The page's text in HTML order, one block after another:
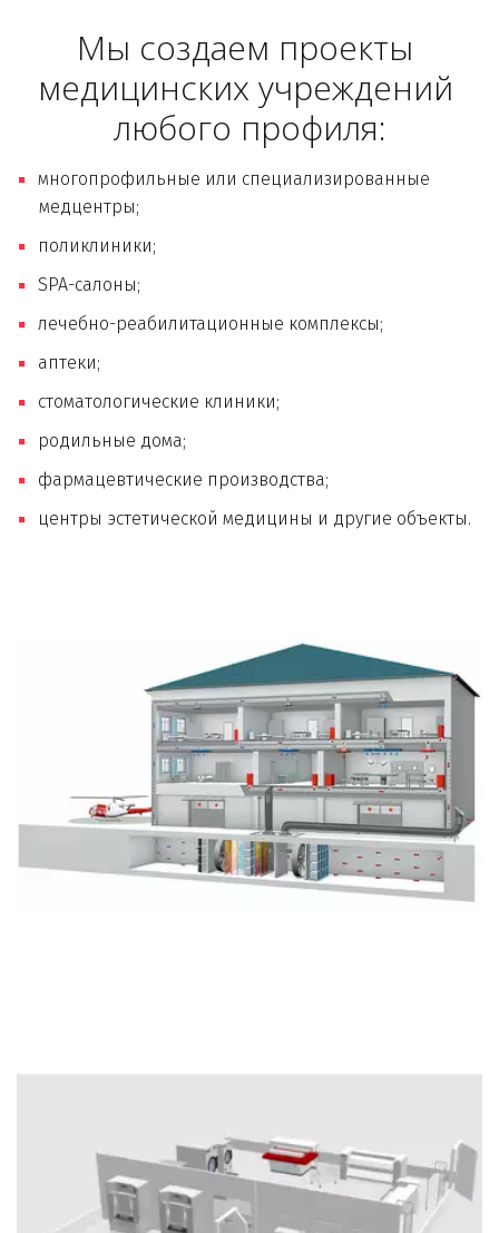
Мы создаем проекты
медицинских учреждений
любого профиля:
многопрофильные или специализированные
медцентры;
поликлиники;
SPA-салоны;
лечебно-реабилитационные комплексы;
аптеки;
стоматологические клиники;
родильные дома;
фармацевтические производства;
центры эстетической медицины и другие объекты.